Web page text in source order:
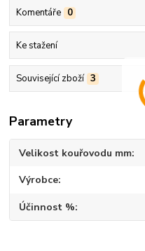
Komentáře 0
Ke stažení
Související zboží 3
Parametry
Velikost kouřovodu mm
Výrobce
Účinnost %